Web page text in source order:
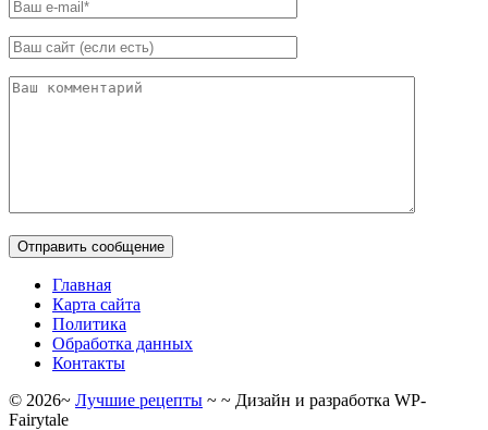
Главная
Карта сайта
Политика
Обработка данных
Контакты
© 2026~ Лучшие рецепты ~ ~ Дизайн и разработка WP-
Fairytale